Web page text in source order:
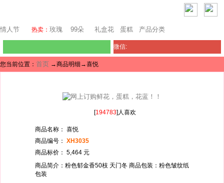
情人节 热卖： 玫瑰 99朵 礼盒花 蛋糕 产品分类
微信:
您当前位置： 首页 →商品明细→喜悦
[194783]人喜欢
商品名称： 喜悦
商品编号： XH3035
商品标价： 5,464 元
商品简介：粉色郁金香50枝 天门冬 商品包装：粉色皱纹纸
包装